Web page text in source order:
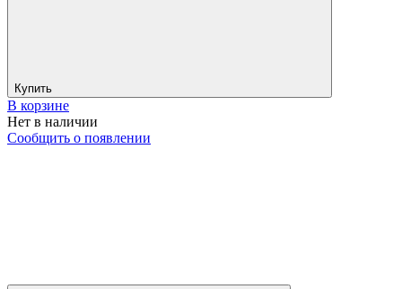
Купить
В корзине
Нет в наличии
Сообщить о появлении